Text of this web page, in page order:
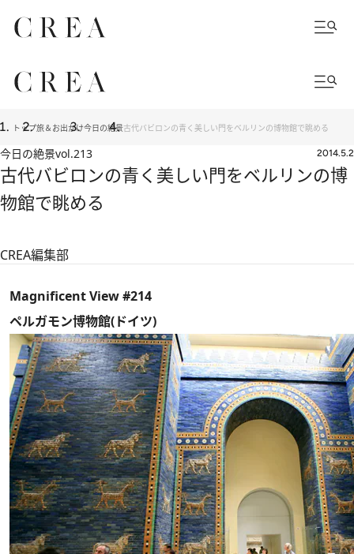
トップ旅＆お出かけ今日の絶景古代バビロンの青く美しい門をベルリンの博物館で眺める
今日の絶景vol.213 2014.5.2
古代バビロンの青く美しい門をベルリンの博
物館で眺める
CREA編集部
Magnificent View #214
ペルガモン博物館(ドイツ)